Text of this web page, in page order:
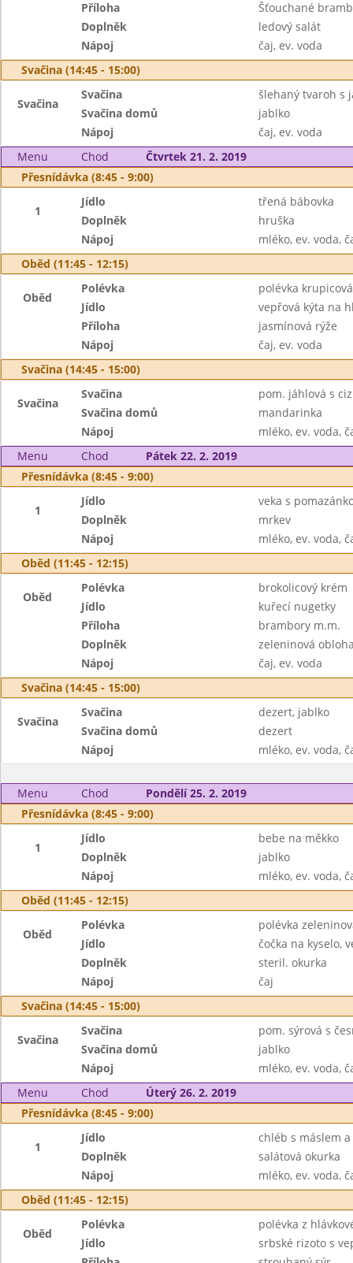
Příloha
Šťouchané
Doplněk
ledový salát
Nápoj
čaj, ev. voda
Svačina (14:45 - 15:00)
Svačina
Svačina
šlehaný tvaroh s
Svačina domů
jablko
Nápoj
čaj, ev. voda
Menu
Chod
Čtvrtek 21. 2. 2019
Přesnídávka (8:45 - 9:00)
1
Jídlo
třená bábovka
Doplněk
hruška
Nápoj
mléko, ev. voda,
Oběd (11:45 - 12:15)
Oběd
Polévka
polévka
Jídlo
vepřová kýta na
Příloha
jasmínová rýže
Nápoj
čaj, ev. voda
Svačina (14:45 - 15:00)
Svačina
Svačina
pom. jáhlová s
Svačina domů
mandarinka
Nápoj
mléko, ev. voda,
Menu
Chod
Pátek 22. 2. 2019
Přesnídávka (8:45 - 9:00)
1
Jídlo
veka s
Doplněk
mrkev
Nápoj
mléko, ev. voda,
Oběd (11:45 - 12:15)
Oběd
Polévka
brokolicový krém
Jídlo
kuřecí nugetky
Příloha
brambory m.m.
Doplněk
zeleninová
Nápoj
čaj, ev. voda
Svačina (14:45 - 15:00)
Svačina
Svačina
dezert, jablko
Svačina domů
dezert
Nápoj
mléko, ev. voda,
Menu Chod
Pondělí 25. 2. 2019
Přesnídávka (8:45 - 9:00)
1
Jídlo
bebe na měkko
Doplněk
jablko
Nápoj
mléko, ev. voda,
Oběd (11:45 - 12:15)
Oběd
Polévka
polévka
Jídlo
čočka na kyselo,
Doplněk
steril. okurka
Nápoj
čaj
Svačina (14:45 - 15:00)
Svačina
Svačina
pom. sýrová s
Svačina domů
jablko
Nápoj
mléko, ev. voda,
Menu
Chod
Úterý 26. 2. 2019
Přesnídávka (8:45 - 9:00)
1
Jídlo
chléb s máslem
Doplněk
salátová okurka
Nápoj
mléko, ev. voda,
Oběd (11:45 - 12:15)
Oběd
Polévka
polévka z
Jídlo
srbské rizoto s